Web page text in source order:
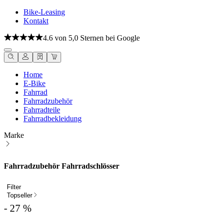
Bike-Leasing
Kontakt
4.6 von 5,0 Sternen bei Google
Home
E-Bike
Fahrrad
Fahrradzubehör
Fahrradteile
Fahrradbekleidung
Marke
Fahrradzubehör Fahrradschlösser
Filter
Topseller
- 27 %